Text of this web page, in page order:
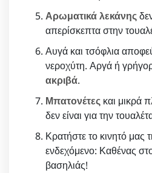
Αρωματικά λεκάνης
απερίσκεπτα στην
Αυγά και τσόφλια
νεροχύτη. Αργά ή
ακριβά.
Μπατονέτες και μικρά π
δεν είναι για την
Κρατήστε το κινητό μας
ενδεχόμενο: Καθένας
βασηλιάς!